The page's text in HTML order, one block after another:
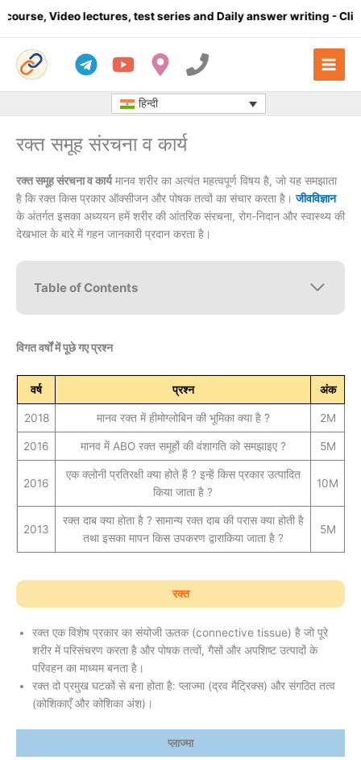
lectures, test series and Daily answer writing- Click here
हिन्दी
रक्त समूह संरचना व कार्य
रक्त समूह संरचना व कार्यमानव शरीर का अत्यंत महत्वपूर्ण विषय है, जो यह समझाता
है कि रक्त किस प्रकार ऑक्सीजन और पोषक तत्वों का संचार करता है।जीवविज्ञान
के अंतर्गत इसका अध्ययन हमें शरीर की आंतरिक संरचना, रोग-निदान और स्वास्थ्य की
देखभाल के बारे में गहन जानकारी प्रदान करता है।
Table of Contents
विगत वर्षों में पूछे गए प्रश्न
वर्ष प्रश्न अंक
2018 मानव रक्त में हीमोग्लोबिन की भूमिका क्‍या है ? 2M
2016 मानव में ABO रक्‍त समूहों की वंशागति को समझाइए ? 5M
2016
एक क्लोनी प्रतिरक्षी क्या होते हैं ? इन्हें किस प्रकार उत्पादित
किया जाता है ?
10M
2013
रक्त दाब क्‍या होता है ? सामान्य रक्त दाब की परास क्या होती है
तथा इसका मापन किस उपकरण द्वाराकिया जाता है ?
5M
रक्त
रक्त एक विशेष प्रकार का संयोजी ऊतक (connective tissue) है जो पूरे
शरीर में परिसंचरण करता है और पोषक तत्वों, गैसों और अपशिष्ट उत्पादों के
परिवहन का माध्यम बनता है।
रक्त दो प्रमुख घटकों से बना होता है: प्लाज्मा (द्रव मैट्रिक्स) और संगठित तत्व
(कोशिकाएँ और कोशिका अंश)।
प्लाज्मा